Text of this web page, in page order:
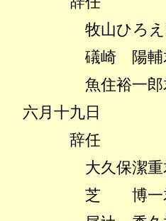
牧山ひろ
礒崎 陽輔
魚住裕一郎
六月十九日
辞任
大久保潔重
芝 博一